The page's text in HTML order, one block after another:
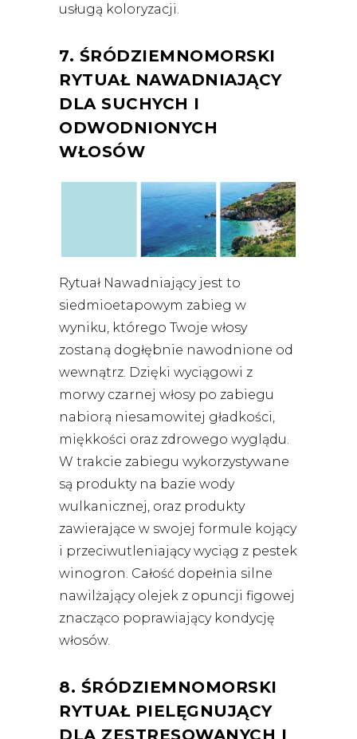
usługą koloryzacji.
7. ŚRÓDZIEMNOMORSKI
RYTUAŁ NAWADNIAJĄCY
DLA SUCHYCH I
ODWODNIONYCH
WŁOSÓW
Rytuał Nawadniający jest to
siedmioetapowym zabieg w
wyniku, którego Twoje włosy
zostaną dogłębnie nawodnione od
wewnątrz. Dzięki wyciągowi z
morwy czarnej włosy po zabiegu
nabiorą niesamowitej gładkości,
miękkości oraz zdrowego wyglądu.
W trakcie zabiegu wykorzystywane
są produkty na bazie wody
wulkanicznej, oraz produkty
zawierające w swojej formule kojący
i przeciwutleniający wyciąg z pestek
winogron. Całość dopełnia silne
nawilżający olejek z opuncji figowej
znacząco poprawiający kondycję
włosów.
8. ŚRÓDZIEMNOMORSKI
RYTUAŁ PIELĘGNUJĄCY
DLA ZESTRESOWANYCH I